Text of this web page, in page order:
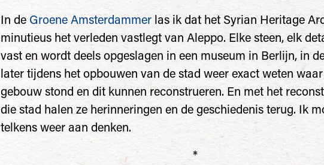
In de Groene Amsterdammer las ik dat het Syrian Heritage
minutieus het verleden vastlegt van Aleppo. Elke steen, elk
vast en wordt deels opgeslagen in een museum in Berlijn, in
later tijdens het opbouwen van de stad weer exact weten
gebouw stond en dit kunnen reconstrueren. En met het
die stad halen ze herinneringen en de geschiedenis terug. Ik
telkens weer aan denken.
*